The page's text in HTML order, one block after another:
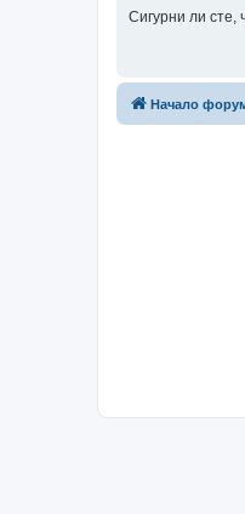
Сигурни ли сте,
Начало